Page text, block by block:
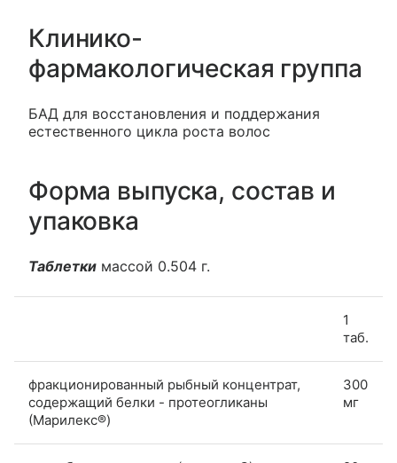
Клинико-
фармакологическая группа
БАД для восстановления и поддержания
естественного цикла роста волос
Форма выпуска, состав и
упаковка
Таблетки массой 0.504 г.
1
таб.
фракционированный рыбный концентрат,
содержащий белки - протеогликаны
(Марилекс®)
300
мг